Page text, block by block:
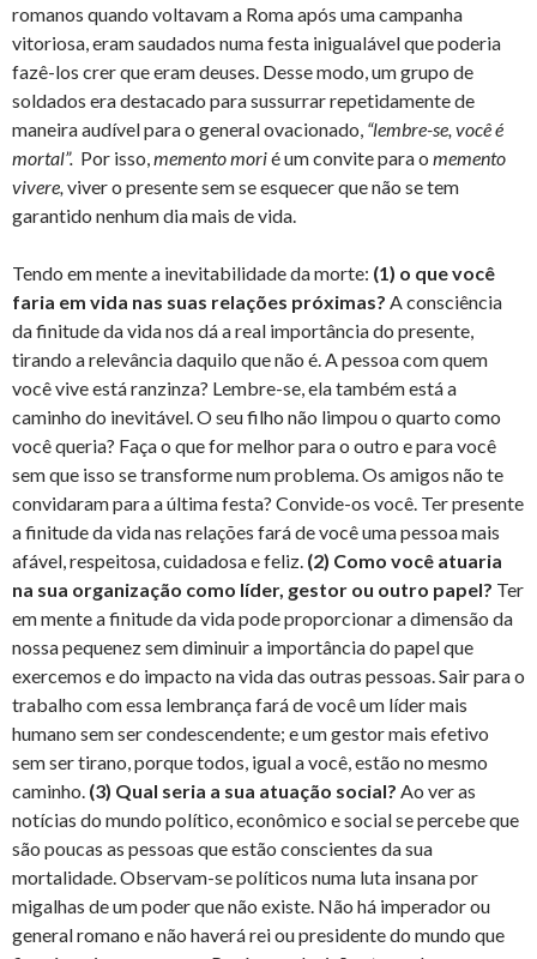
romanos quando voltavam a Roma após uma campanha
vitoriosa, eram saudados numa festa inigualável que poderia
fazê-los crer que eram deuses. Desse modo, um grupo de
soldados era destacado para sussurrar repetidamente de
maneira audível para o general ovacionado, “lembre-se, você é
mortal”. Por isso,memento morié um convite para o memento
vivere, viver o presente sem se esquecer que não se tem
garantido nenhum dia mais de vida.
Tendo em mente a inevitabilidade da morte: (1) o que você
faria em vida nas suas relações próximas? A consciência
da finitude da vida nos dá a real importância do presente,
tirando a relevância daquilo que não é. A pessoa com quem
você vive está ranzinza? Lembre-se, ela também está a
caminho do inevitável. O seu filho não limpou o quarto como
você queria? Faça o que for melhor para o outro e para você
sem que isso se transforme num problema. Os amigos não te
convidaram para a última festa? Convide-os você. Ter presente
a finitude da vida nas relações fará de você uma pessoa mais
afável, respeitosa, cuidadosa e feliz. (2) Como você atuaria
na sua organização como líder, gestor ou outro papel? Ter
em mente a finitude da vida pode proporcionar a dimensão da
nossa pequenez sem diminuir a importância do papel que
exercemos e do impacto na vida das outras pessoas. Sair para o
trabalho com essa lembrança fará de você um líder mais
humano sem ser condescendente; e um gestor mais efetivo
sem ser tirano, porque todos, igual a você, estão no mesmo
caminho. (3) Qual seria a sua atuação social? Ao ver as
notícias do mundo político, econômico e social se percebe que
são poucas as pessoas que estão conscientes da sua
mortalidade. Observam-se políticos numa luta insana por
migalhas de um poder que não existe. Não há imperador ou
general romano e não haverá rei ou presidente do mundo que